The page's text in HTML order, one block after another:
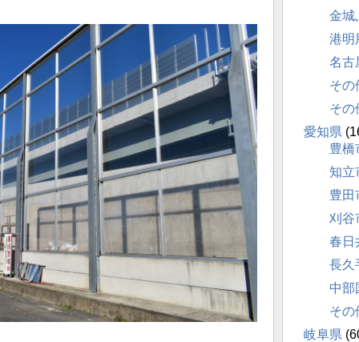
金城
港明
名古
その
その
愛知県
豊橋
知立
豊田
刈谷
春日
長久
中部
その
岐阜県